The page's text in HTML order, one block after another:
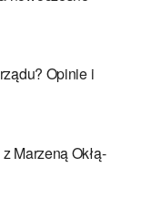
Opinie i
Marzeną Okłą-